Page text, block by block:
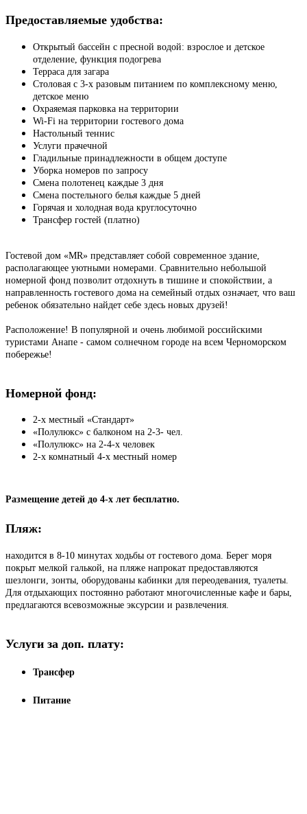
Предоставляемые удобства:
Открытый бассейн с пресной водой: взрослое и детское
отделение, функция подогрева
Терраса для загара
Столовая с 3-х разовым питанием по комплексному меню,
детское меню
Охраяемая парковка на территории
Wi-Fi на территории гостевого дома
Настольный теннис
Услуги прачечной
Гладильные принадлежности в общем доступе
Уборка номеров по запросу
Смена полотенец каждые 3 дня
Смена постельного белья каждые 5 дней
Горячая и холодная вода круглосуточно
Трансфер гостей (платно)
Гостевой дом «MR» представляет собой современное здание,
располагающее уютными номерами. Сравнительно небольшой
номерной фонд позволит отдохнуть в тишине и спокойствии, а
направленность гостевого дома на семейный отдых означает, что ваш
ребенок обязательно найдет себе здесь новых друзей!
Расположение! В популярной и очень любимой российскими
туристами Анапе - самом солнечном городе на всем Черноморском
побережье!
Номерной фонд:
2-х местный «Стандарт»
«Полулюкс» с балконом на 2-3- чел.
«Полулюкс» на 2-4-х человек
2-х комнатный 4-х местный номер
Размещение детей до 4-х лет бесплатно.
Пляж:
находится в 8-10 минутах ходьбы от гостевого дома. Берег моря
покрыт мелкой галькой, на пляже напрокат предоставляются
шезлонги, зонты, оборудованы кабинки для переодевания, туалеты.
Для отдыхающих постоянно работают многочисленные кафе и бары,
предлагаются всевозможные эксурсии и развлечения.
Услуги за доп. плату:
Трансфер
Питание